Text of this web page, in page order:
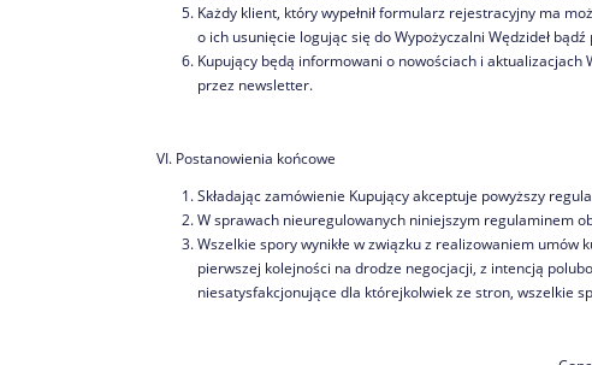
Każdy klient, który wypełnił formularz rejestracyjny ma
o ich usunięcie logując się do Wypożyczalni Wędzideł
Kupujący będą informowani o nowościach i aktualizacjach
przez newsletter.
VI. Postanowienia końcowe
Składając zamówienie Kupujący akceptuje powyższy
W sprawach nieuregulowanych niniejszym regulaminem
Wszelkie spory wynikłe w związku z realizowaniem umów
pierwszej kolejności na drodze negocjacji, z intencją
niesatysfakcjonujące dla którejkolwiek ze stron, wszelkie